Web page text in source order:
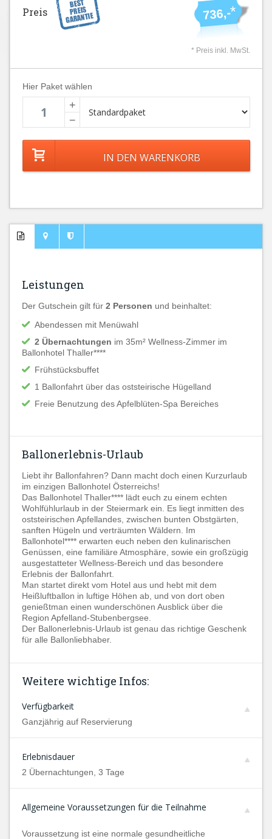
736,-*
Preis
* Preis inkl. MwSt.
Hier Paket wählen
+
−
Leistungen
Der Gutschein gilt für 2 Personen und beinhaltet:
Abendessen mit Menüwahl
2 Übernachtungen im 35m² Wellness-Zimmer im
Ballonhotel Thaller****
Frühstücksbuffet
1 Ballonfahrt über das oststeirische Hügelland
Freie Benutzung des Apfelblüten-Spa Bereiches
Ballonerlebnis-Urlaub
Liebt ihr Ballonfahren? Dann macht doch einen Kurzurlaub
im einzigen Ballonhotel Österreichs!
Das Ballonhotel Thaller**** lädt euch zu einem echten
Wohlfühlurlaub in der Steiermark ein. Es liegt inmitten des
oststeirischen Apfellandes, zwischen bunten Obstgärten,
sanften Hügeln und verträumten Wäldern. Im
Ballonhotel**** erwarten euch neben den kulinarischen
Genüssen, eine familiäre Atmosphäre, sowie ein großzügig
ausgestatteter Wellness-Bereich und das besondere
Erlebnis der Ballonfahrt.
Man startet direkt vom Hotel aus und hebt mit dem
Heißluftballon in luftige Höhen ab, und von dort oben
genießtman einen wunderschönen Ausblick über die
Region Apfelland-Stubenbergsee.
Der Ballonerlebnis-Urlaub ist genau das richtige Geschenk
für alle Ballonliebhaber.
Weitere wichtige Infos:
Verfügbarkeit
Ganzjährig auf Reservierung
Erlebnisdauer
2 Übernachtungen, 3 Tage
Allgemeine Voraussetzungen für die Teilnahme
Voraussetzung ist eine normale gesundheitliche